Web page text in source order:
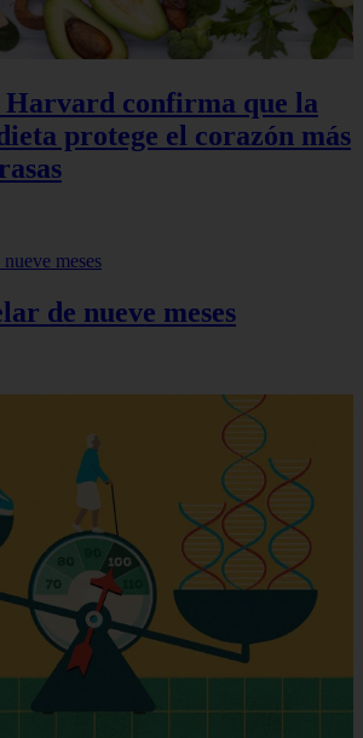
Harvard confirma que la
protege el corazón más
de nueve meses